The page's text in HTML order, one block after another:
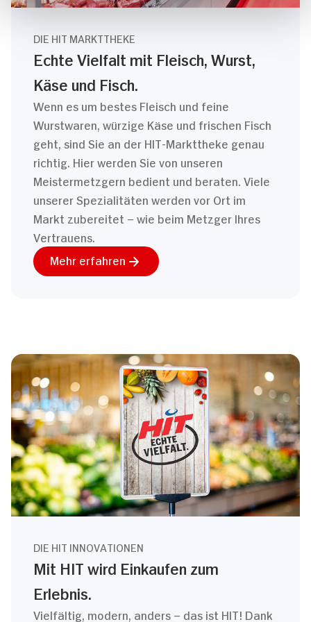
DIE HIT MARKTTHEKE
Echte Vielfalt mit Fleisch, Wurst,
Käse und Fisch.
Wenn es um bestes Fleisch und feine
Wurstwaren, würzige Käse und frischen Fisch
geht, sind Sie an der HIT-Markttheke genau
richtig. Hier werden Sie von unseren
Meistermetzgern bedient und beraten. Viele
unserer Spezialitäten werden vor Ort im
Markt zubereitet – wie beim Metzger Ihres
Vertrauens.
Mehr erfahren
DIE HIT INNOVATIONEN
Mit HIT wird Einkaufen zum
Erlebnis.
Vielfältig, modern, anders – das ist HIT! Dank